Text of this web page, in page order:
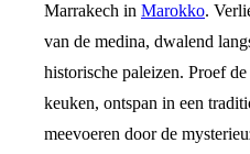
Marrakech in Marokko.
van de medina, dwalend
historische paleizen. Proef
keuken, ontspan in een
meevoeren door de